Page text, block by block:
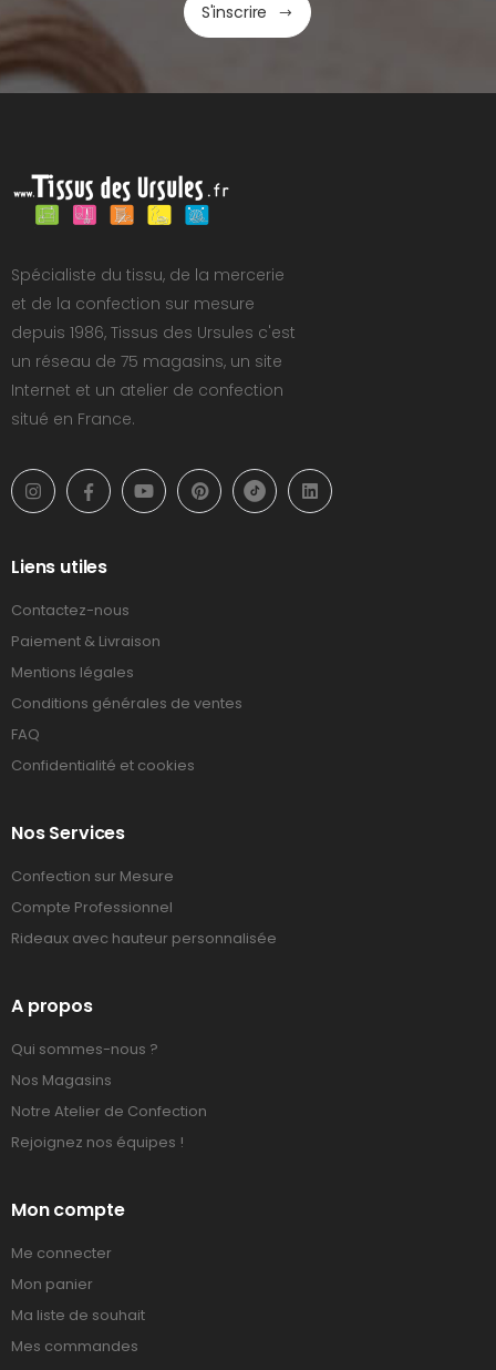
S'inscrire
Spécialiste du tissu, de la mercerie
et de la confection sur mesure
depuis 1986, Tissus des Ursules c'est
un réseau de 75 magasins, un site
Internet et un atelier de confection
situé en France.
Liens utiles
Contactez-nous
Paiement & Livraison
Mentions légales
Conditions générales de ventes
FAQ
Confidentialité et cookies
Nos Services
Confection sur Mesure
Compte Professionnel
Rideaux avec hauteur personnalisée
A propos
Qui sommes-nous ?
Nos Magasins
Notre Atelier de Confection
Rejoignez nos équipes !
Mon compte
Me connecter
Mon panier
Ma liste de souhait
Mes commandes